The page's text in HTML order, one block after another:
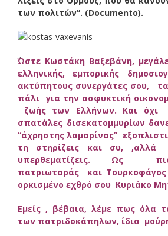
των πολι­τών”. (Documento).
Ώστε Κωστάκη Βαξεβάνη,
ελληνικής, εμπορικής
ακτύπητους συνεργάτες σου,
πάλι για την ασφυκτική
ζωής των Ελλήνων. Και όχι
σπατάλες δισεκατομμυρίων
“άχρηστης λαμαρίνας”
τη στηρίζεις και συ, ,αλλά
υπερθεματίζεις. Ως πιο
πατριωταράς και
ορκισμένο εχθρό σου Κυριάκο
Εμείς , βέβαια, λέμε πως όλα
των πατριδοκάπηλων, ίδια